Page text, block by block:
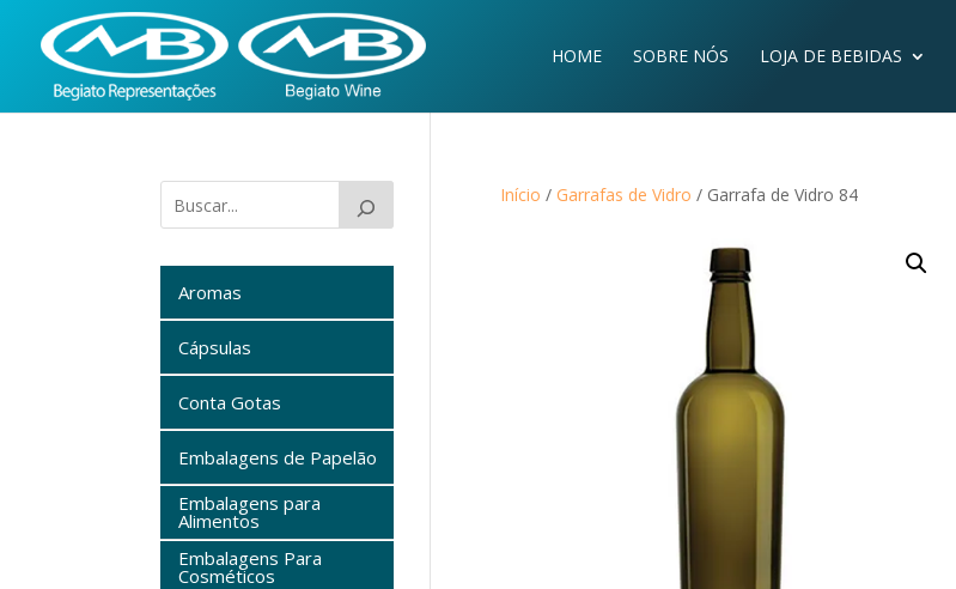
HOME SOBRE NÓS LOJA DE BEBIDAS
Início / Garrafas de Vidro / Garrafa de Vidro 84
Aromas
Cápsulas
Conta Gotas
Embalagens de Papelão
Embalagens para
Alimentos
Embalagens Para
Cosméticos